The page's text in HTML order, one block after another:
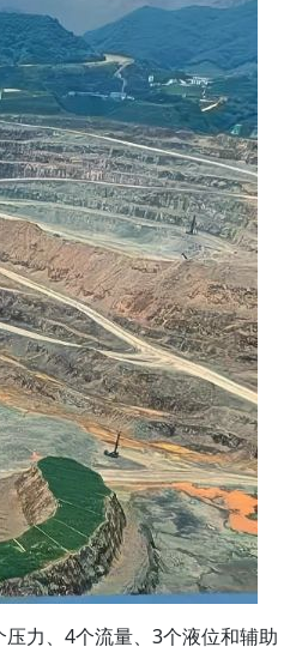
力、4个流量、3个液位和辅助